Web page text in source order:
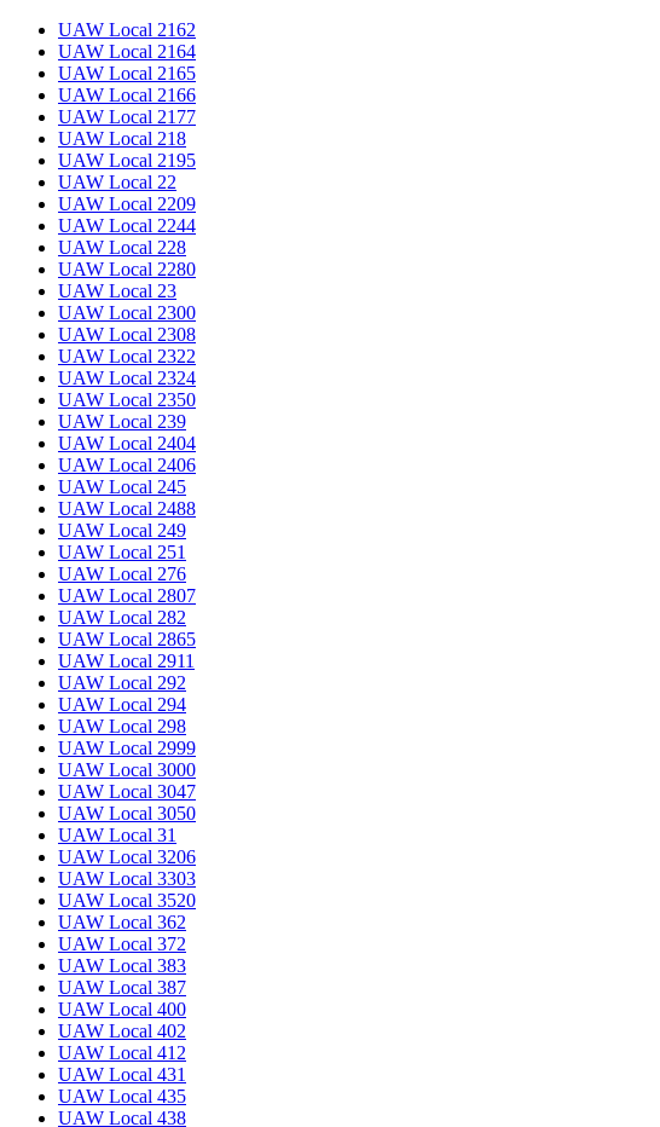
UAW Local 2162
UAW Local 2164
UAW Local 2165
UAW Local 2166
UAW Local 2177
UAW Local 218
UAW Local 2195
UAW Local 22
UAW Local 2209
UAW Local 2244
UAW Local 228
UAW Local 2280
UAW Local 23
UAW Local 2300
UAW Local 2308
UAW Local 2322
UAW Local 2324
UAW Local 2350
UAW Local 239
UAW Local 2404
UAW Local 2406
UAW Local 245
UAW Local 2488
UAW Local 249
UAW Local 251
UAW Local 276
UAW Local 2807
UAW Local 282
UAW Local 2865
UAW Local 2911
UAW Local 292
UAW Local 294
UAW Local 298
UAW Local 2999
UAW Local 3000
UAW Local 3047
UAW Local 3050
UAW Local 31
UAW Local 3206
UAW Local 3303
UAW Local 3520
UAW Local 362
UAW Local 372
UAW Local 383
UAW Local 387
UAW Local 400
UAW Local 402
UAW Local 412
UAW Local 431
UAW Local 435
UAW Local 438